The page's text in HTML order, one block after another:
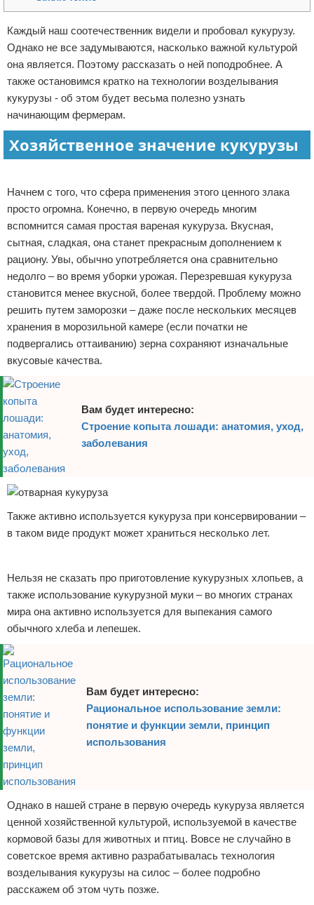
Обзоры услуг
Самосовершенствование
Деловое общение
Менеджмент
Каждый наш соотечественник видели и пробовал кукурузу.
Однако не все задумываются, насколько важной культурой
она является. Поэтому рассказать о ней поподробнее. А
также остановимся кратко на технологии возделывания
кукурузы - об этом будет весьма полезно узнать
начинающим фермерам.
Хозяйственное значение кукурузы
Начнем с того, что сфера применения этого ценного злака
просто огромна. Конечно, в первую очередь многим
вспомнится самая простая вареная кукуруза. Вкусная,
сытная, сладкая, она станет прекрасным дополнением к
рациону. Увы, обычно употребляется она сравнительно
недолго – во время уборки урожая. Перезревшая кукуруза
становится менее вкусной, более твердой. Проблему можно
решить путем заморозки – даже после нескольких месяцев
хранения в морозильной камере (если початки не
подвергались оттаиванию) зерна сохраняют изначальные
вкусовые качества.
Вам будет интересно:
Строение копыта лошади: анатомия, уход,
заболевания
Также активно используется кукуруза при консервировании –
в таком виде продукт может храниться несколько лет.
Нельзя не сказать про приготовление кукурузных хлопьев, а
также использование кукурузной муки – во многих странах
мира она активно используется для выпекания самого
обычного хлеба и лепешек.
Вам будет интересно:
Рациональное использование земли:
понятие и функции земли, принцип
использования
Однако в нашей стране в первую очередь кукуруза является
ценной хозяйственной культурой, используемой в качестве
кормовой базы для животных и птиц. Вовсе не случайно в
советское время активно разрабатывалась технология
возделывания кукурузы на силос – более подробно
расскажем об этом чуть позже.